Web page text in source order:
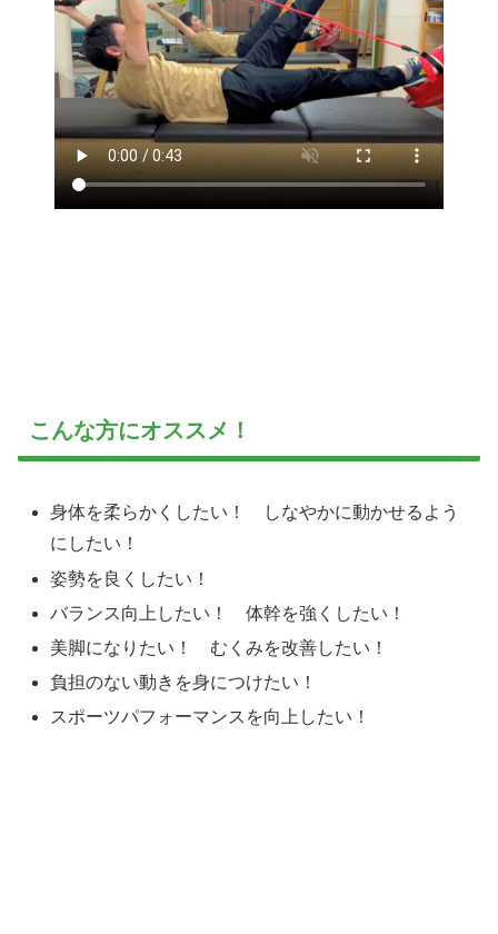
こんな方にオススメ！
身体を柔らかくしたい！ しなやかに動かせるよう
にしたい！
姿勢を良くしたい！
バランス向上したい！ 体幹を強くしたい！
美脚になりたい！ むくみを改善したい！
負担のない動きを身につけたい！
スポーツパフォーマンスを向上したい！